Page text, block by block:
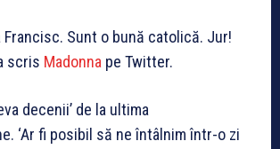
Francisc. Sunt o bună catolică. Jur!
scris Madonna pe Twitter.
decenii’ de la ultima
‘Ar fi posibil să ne întâlnim într-o zi